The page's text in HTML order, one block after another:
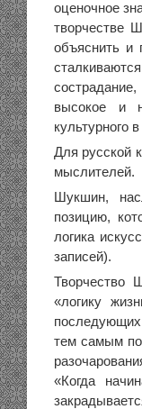
оценочное
творчестве
объяснить и
высокое и
культурного
Для русской
мыслителей.
Шукшин,
позицию,
логика
записей).
Творчество
«логику
последующих
тем самым
«Когда